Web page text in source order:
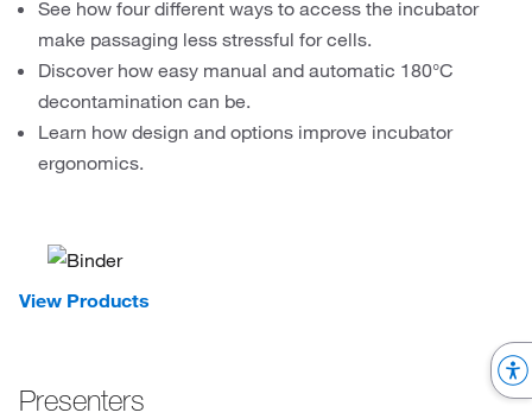
See how four different ways to access the incubator
make passaging less stressful for cells.
Discover how easy manual and automatic 180°C
decontamination can be.
Learn how design and options improve incubator
ergonomics.
View Products
Presenters